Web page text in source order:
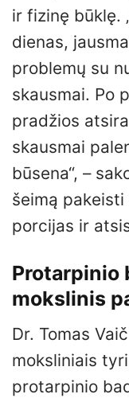
ir fizinę būklę.
dienas,
problemų su
skausmai. Po
pradžios
skausmai
būsena“, –
šeimą
porcijas ir
Protarpinio
mokslinis
Dr. Tomas
moksliniais
protarpinio